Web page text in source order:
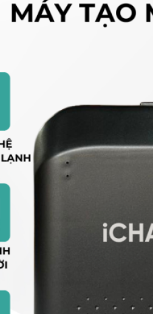
phẩm trong giỏ hàng.